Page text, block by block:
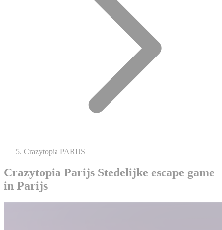
Crazytopia PARIJS
Crazytopia Parijs Stedelijke escape game
in Parijs